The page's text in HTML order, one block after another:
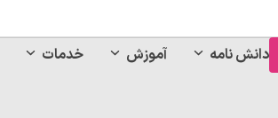
خدمات آموزش دانش نامه